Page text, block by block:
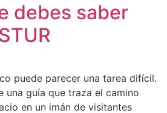
debes saber
puede parecer una tarea difícil.
una guía que traza el camino
en un imán de visitantes